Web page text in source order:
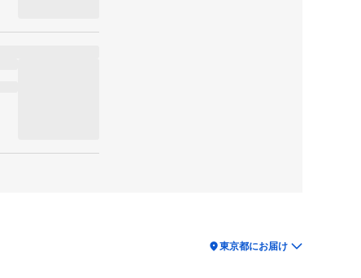
location_on東京都にお届け